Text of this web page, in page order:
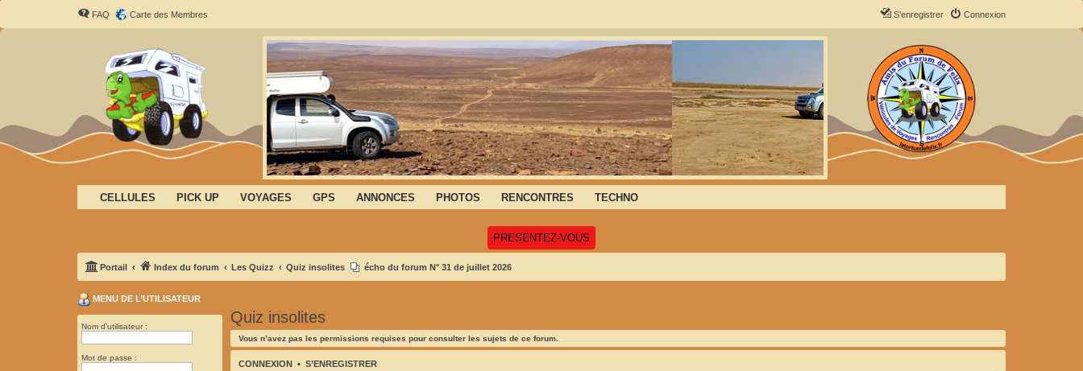
FAQ Carte des Membres Connexion
S’enregistrer
CELLULES PICK UP VOYAGES GPS ANNONCES PHOTOS RENCONTRES TECHNO
PRESENTEZ-VOUS
Portail Index du forum Les Quizz Quiz insolites écho du forum N° 31 de juillet 2026
Quiz insolites
Vous n’avez pas les permissions requises pour consulter les sujets de ce forum.
CONNEXION • S’ENREGISTRER
MENU DE L’UTILISATEUR
Nom d’utilisateur :
Mot de passe :